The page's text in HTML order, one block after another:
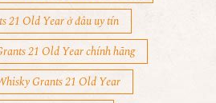
21 Old Year ở đâu uy tín
21 Old Year chính hãng
Grants 21 Old Year